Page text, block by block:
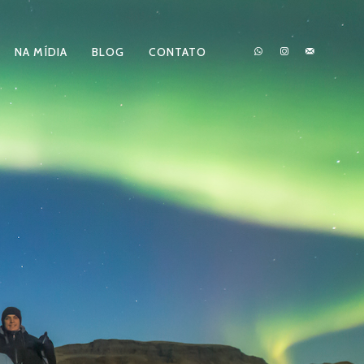
NA MÍDIA BLOG CONTATO